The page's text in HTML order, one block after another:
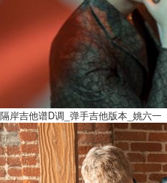
隔岸吉他谱D调_弹手吉他版本_姚六一